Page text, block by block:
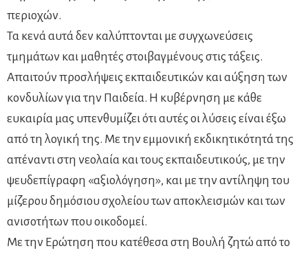
περιοχών.
Τα κενά αυτά δεν καλύπτονται με συγχωνεύσεις
τμημάτων και μαθητές στοιβαγμένους στις τάξεις.
Απαιτούν προσλήψεις εκπαιδευτικών και αύξηση των
κονδυλίων για την Παιδεία. Η κυβέρνηση με κάθε
ευκαιρία μας υπενθυμίζει ότι αυτές οι λύσεις είναι έξω
από τη λογική της. Με την εμμονική εκδικητικότητά της
απέναντι στη νεολαία και τους εκπαιδευτικούς, με την
ψευδεπίγραφη «αξιολόγηση», και με την αντίληψη του
μίζερου δημόσιου σχολείου των αποκλεισμών και των
ανισοτήτων που οικοδομεί.
Με την Ερώτηση που κατέθεσα στη Βουλή ζητώ από το